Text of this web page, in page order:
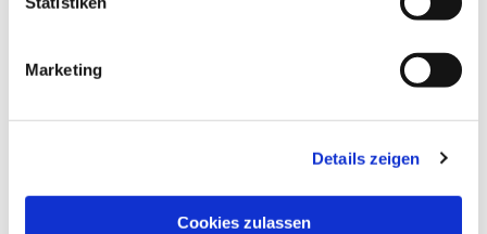
Marketing
Details zeigen
Cookies zulassen